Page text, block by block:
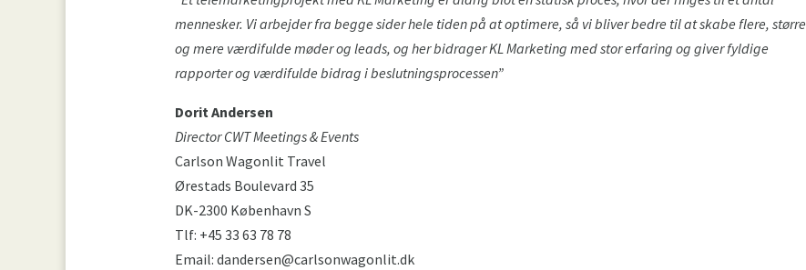
mennesker. Vi arbejder fra begge sider hele tiden på at optimere, så vi bliver bedre til at skabe flere, større
og mere værdifulde møder og leads, og her bidrager KL Marketing med stor erfaring og giver fyldige
rapporter og værdifulde bidrag i beslutningsprocessen”
Dorit Andersen
Director CWT Meetings & Events
Carlson Wagonlit Travel
Ørestads Boulevard 35
DK-2300 København S
Tlf: +45 33 63 78 78
Email: dandersen@carlsonwagonlit.dk